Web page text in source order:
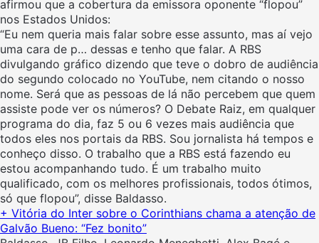
afirmou que a cobertura da emissora oponente “flopou”
nos Estados Unidos:
“Eu nem queria mais falar sobre esse assunto, mas aí vejo
uma cara de p… dessas e tenho que falar. A RBS
divulgando gráfico dizendo que teve o dobro de audiência
do segundo colocado no YouTube, nem citando o nosso
nome. Será que as pessoas de lá não percebem que quem
assiste pode ver os números? O Debate Raiz, em qualquer
programa do dia, faz 5 ou 6 vezes mais audiência que
todos eles nos portais da RBS. Sou jornalista há tempos e
conheço disso. O trabalho que a RBS está fazendo eu
estou acompanhando tudo. É um trabalho muito
qualificado, com os melhores profissionais, todos ótimos,
só que flopou”, disse Baldasso.
+ Vitória do Inter sobre o Corinthians chama a atenção de
Galvão Bueno: “Fez bonito”